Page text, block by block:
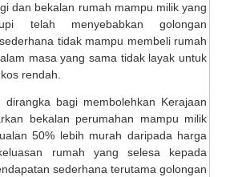
dan bekalan rumah mampu milik yang
telah menyebabkan golongan
tidak mampu membeli rumah
masa yang sama tidak layak untuk
rendah.
dirangka bagi membolehkan Kerajaan
bekalan perumahan mampu milik
50% lebih murah daripada harga
rumah yang selesa kepada
sederhana terutama golongan